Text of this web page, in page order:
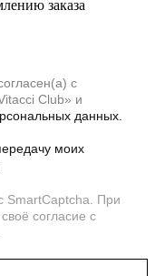
заказа
с
Club» и
данных.
моих
SmartCaptcha. При
согласие с